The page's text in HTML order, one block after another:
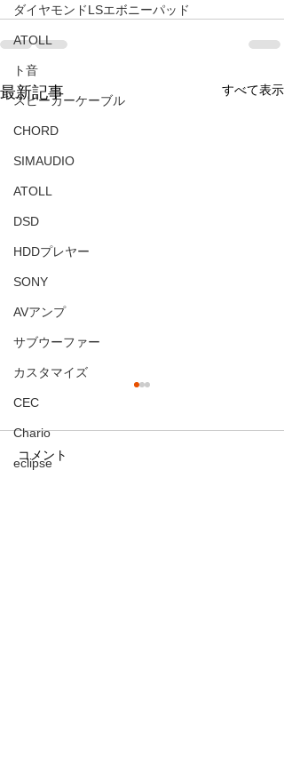
ダイヤモンドLSエボニーパッド
ATOLL
ト音
スピーカーケーブル
CHORD
SIMAUDIO
ATOLL
DSD
HDDプレヤー
SONY
AVアンプ
サブウーファー
カスタマイズ
CEC
Chario
eclipse
最新記事 すべて表示
コメント